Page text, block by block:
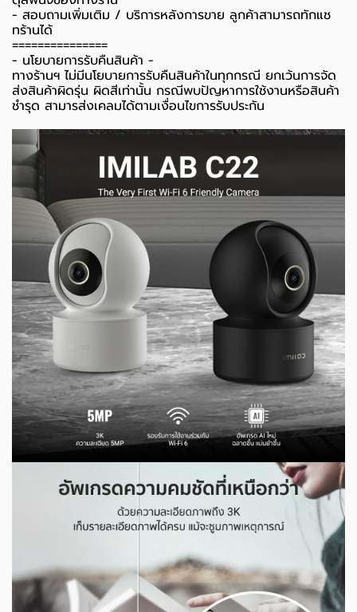
- สอบถามเพิ่มเติม / บริการหลังการขาย ลูกค้าสามารถทักแช
ทร้านได้
===============
-️ นโยบายการรับคืนสินค้า -️
ทางร้านฯ ไม่มีนโยบายการรับคืนสินค้าในทุกกรณี ยกเว้นการจัด
ส่งสินค้าผิดรุ่น ผิดสีเท่านั้น กรณีพบปัญหาการใช้งานหรือสินค้า
ชำรุด สามารส่งเคลมได้ตามเงื่อนไขการรับประกัน